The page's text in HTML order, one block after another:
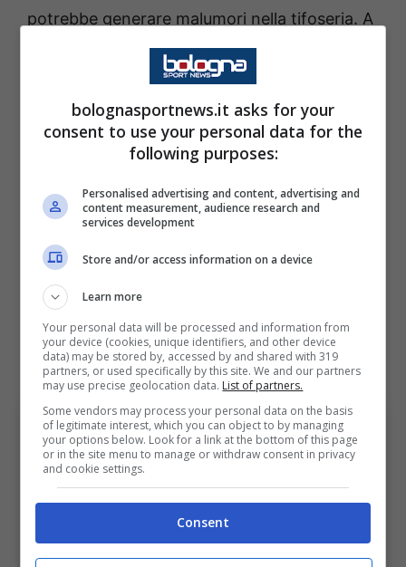
potrebbe generare malumori nella tifoseria. A
mio parere – del tutto opinabile – il mister non
credo sia disponibile a fare da parafulmine.
Oltretutto, è fin troppo semplicistico
affermare che il club dovrà privarsi di qualche
pezzo da novanta per reinvestire sul mercato
e lasciare il certo per l’incerto è sempre un
terno al lotto, per tutti, tecnico compreso.
Bologna, la strada della
“sperimentazione” presa da
Italiano
bolognasportnews.it asks for your
consent to use your personal data for the
following purposes:
Personalised advertising and content, advertising and
content measurement, audience research and
services development
Store and/or access information on a device
Learn more
Your personal data will be processed and information from
your device (cookies, unique identifiers, and other device
data) may be stored by, accessed by and shared with 319
partners, or used specifically by this site. We and our partners
may use precise geolocation data. List of partners.
Some vendors may process your personal data on the basis
of legitimate interest, which you can object to by managing
your options below. Look for a link at the bottom of this page
or in the site menu to manage or withdraw consent in privacy
and cookie settings.
Consent